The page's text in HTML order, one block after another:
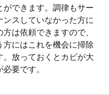
できます。調律もサー
スしていなかった方に
は依頼できますので、
にはこれを機会に掃除
放っておくとカビが大
要です。